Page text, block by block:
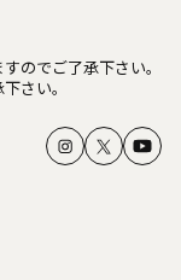
のでご了承下さい。
さい。